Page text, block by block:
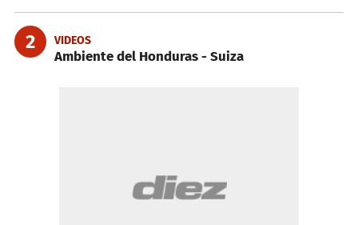
2 VIDEOS
Ambiente del Honduras - Suiza